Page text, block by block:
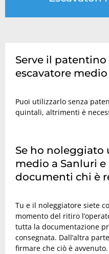
Serve il
escavatore
Puoi utilizzarlo senza
quintali, altrimenti è
Se ho noleggiato
medio a Sanluri
documenti chi è
Tu e il noleggiatore siete
momento del ritiro
tutta la documentazione
consegnata. Dall’altra
firmare che ciò è avvenuto.